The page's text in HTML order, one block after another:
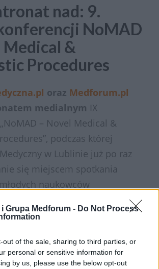
Grupa Medforum - Do Not Process
out of the sale, sharing to third parties, or
personal or sensitive information for
by us, please use the below opt-out
nad: 9.
NoMAD
Medical &
Procedures
oraz Medforum.pl
medialnym IX
– Novel Medical &
podczas której
w Lublinie już po raz
się miejscem spotkania
naukowców
nowoczesnymi metodami
medycznej.
roku i jest organizowane przez
Naukowe przy Zakładzie